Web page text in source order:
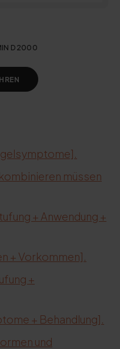
D 2000
müssen
+ Anwendung +
+ Vorkommen].
+
+ Behandlung].
und